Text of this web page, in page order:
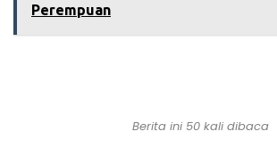
Perempuan
Berita ini 50 kali dibaca